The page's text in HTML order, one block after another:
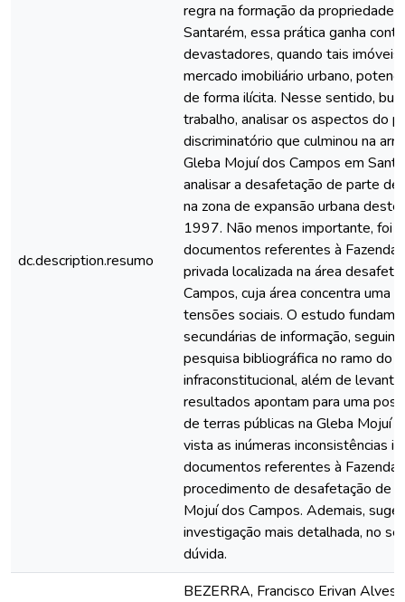
dc.description.resumo
regra na formação da propriedade
Santarém, essa prática ganha
devastadores, quando tais
mercado imobiliário urbano,
de forma ilícita. Nesse sentido,
trabalho, analisar os aspectos do
discriminatório que culminou na
Gleba Mojuí dos Campos em
analisar a desafetação de parte
na zona de expansão urbana deste
1997. Não menos importante, foi
documentos referentes à Fazenda
privada localizada na área
Campos, cuja área concentra uma
tensões sociais. O estudo
secundárias de informação,
pesquisa bibliográfica no ramo do
infraconstitucional, além de
resultados apontam para uma
de terras públicas na Gleba Mojuí
vista as inúmeras inconsistências
documentos referentes à Fazenda
procedimento de desafetação de
Mojuí dos Campos. Ademais,
investigação mais detalhada, no
dúvida.
BEZERRA, Francisco Erivan